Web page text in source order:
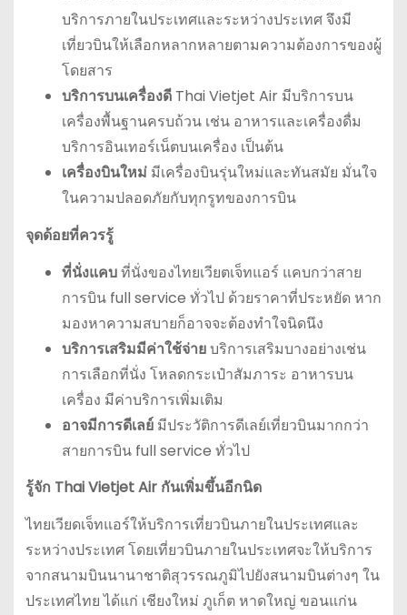
บริการภายในประเทศและระหว่างประเทศ จึงมี
เที่ยวบินให้เลือกหลากหลายตามความต้องการของผู้
โดยสาร
บริการบนเครื่องดีThai Vietjet Air มีบริการบน
เครื่องพื้นฐานครบถ้วน เช่น อาหารและเครื่องดื่ม
บริการอินเทอร์เน็ตบนเครื่อง เป็นต้น
เครื่องบินใหม่มีเครื่องบินรุ่นใหม่และทันสมัย มั่นใจ
ในความปลอดภัยกับทุกรูทของการบิน
จุดด้อยที่ควรรู้
ที่นั่งแคบที่นั่งของไทยเวียตเจ็ทแอร์ แคบกว่าสาย
การบิน full service ทั่วไป ด้วยราคาที่ประหยัด หาก
มองหาความสบายก็อาจจะต้องทำใจนิดนึง
บริการเสริมมีค่าใช้จ่ายบริการเสริมบางอย่างเช่น
การเลือกที่นั่ง โหลดกระเป๋าสัมภาระ อาหารบน
เครื่อง มีค่าบริการเพิ่มเติม
อาจมีการดีเลย์มีประวัติการดีเลย์เที่ยวบินมากกว่า
สายการบิน full service ทั่วไป
รู้จัก Thai Vietjet Air กันเพิ่มขึ้นอีกนิด
ไทยเวียดเจ็ทแอร์ให้บริการเที่ยวบินภายในประเทศและ
ระหว่างประเทศ โดยเที่ยวบินภายในประเทศจะให้บริการ
จากสนามบินนานาชาติสุวรรณภูมิไปยังสนามบินต่างๆ ใน
ประเทศไทย ได้แก่ เชียงใหม่ ภูเก็ต หาดใหญ่ ขอนแก่น